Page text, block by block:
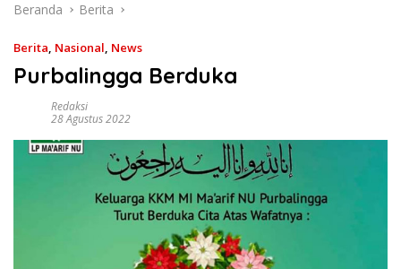
Beranda Berita
Berita, Nasional, News
Purbalingga Berduka
Redaksi
28 Agustus 2022